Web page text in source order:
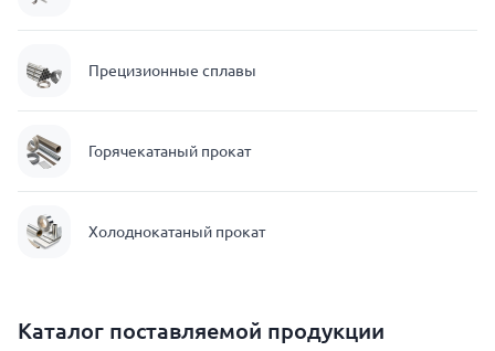
Прецизионные сплавы
Горячекатаный прокат
Холоднокатаный прокат
Каталог поставляемой продукции